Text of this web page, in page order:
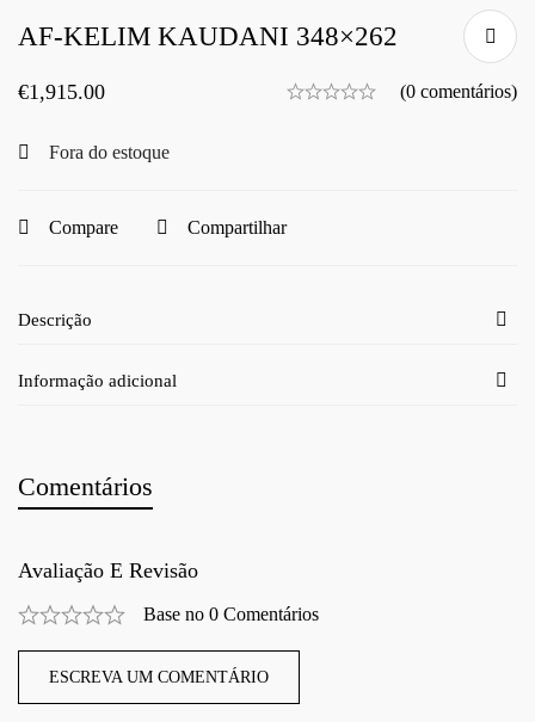
AF-KELIM KAUDANI 348×262
€1,915.00 (0 comentários)
Fora do estoque
Compare Compartilhar
Descrição
Informação adicional
Comentários
Avaliação E Revisão
Base no 0 Comentários
ESCREVA UM COMENTÁRIO